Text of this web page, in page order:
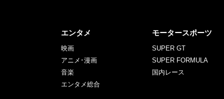
エンタメ
映画
アニメ･漫画
音楽
エンタメ総合
モータースポーツ
SUPER GT
SUPER FORMULA
国内レース